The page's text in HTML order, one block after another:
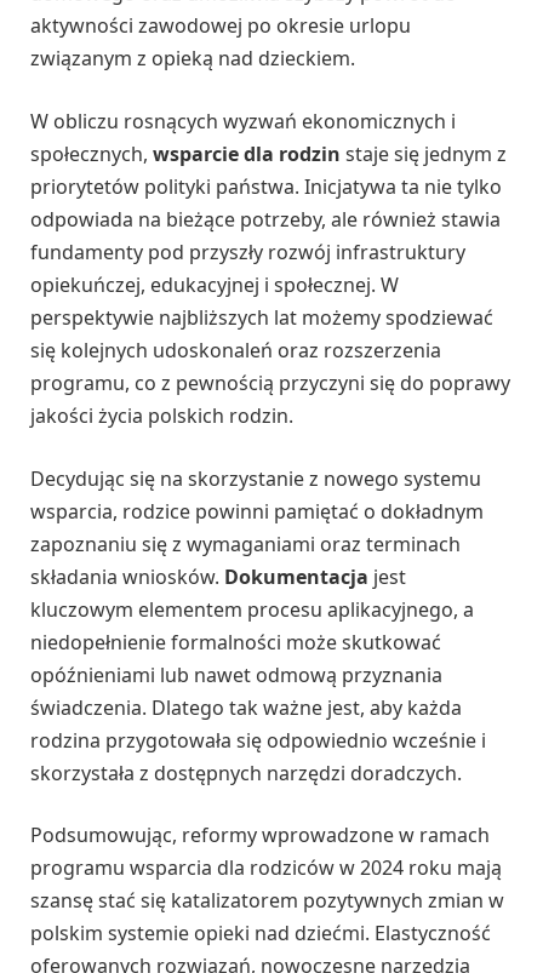
aktywności zawodowej po okresie urlopu
związanym z opieką nad dzieckiem.
W obliczu rosnących wyzwań ekonomicznych i
społecznych, wsparcie dla rodzin staje się jednym z
priorytetów polityki państwa. Inicjatywa ta nie tylko
odpowiada na bieżące potrzeby, ale również stawia
fundamenty pod przyszły rozwój infrastruktury
opiekuńczej, edukacyjnej i społecznej. W
perspektywie najbliższych lat możemy spodziewać
się kolejnych udoskonaleń oraz rozszerzenia
programu, co z pewnością przyczyni się do poprawy
jakości życia polskich rodzin.
Decydując się na skorzystanie z nowego systemu
wsparcia, rodzice powinni pamiętać o dokładnym
zapoznaniu się z wymaganiami oraz terminach
składania wniosków. Dokumentacja jest
kluczowym elementem procesu aplikacyjnego, a
niedopełnienie formalności może skutkować
opóźnieniami lub nawet odmową przyznania
świadczenia. Dlatego tak ważne jest, aby każda
rodzina przygotowała się odpowiednio wcześnie i
skorzystała z dostępnych narzędzi doradczych.
Podsumowując, reformy wprowadzone w ramach
programu wsparcia dla rodziców w 2024 roku mają
szansę stać się katalizatorem pozytywnych zmian w
polskim systemie opieki nad dziećmi. Elastyczność
oferowanych rozwiązań, nowoczesne narzędzia